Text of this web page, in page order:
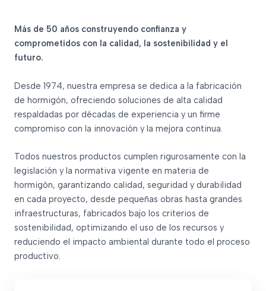
Más de 50 años construyendo confianza y
comprometidos con la calidad, la sostenibilidad y el
futuro.
Desde 1974, nuestra empresa se dedica a la fabricación
de hormigón, ofreciendo soluciones de alta calidad
respaldadas por décadas de experiencia y un firme
compromiso con la innovación y la mejora continua.
Todos nuestros productos cumplen rigurosamente con la
legislación y la normativa vigente en materia de
hormigón, garantizando calidad, seguridad y durabilidad
en cada proyecto, desde pequeñas obras hasta grandes
infraestructuras, fabricados bajo los criterios de
sostenibilidad, optimizando el uso de los recursos y
reduciendo el impacto ambiental durante todo el proceso
productivo.